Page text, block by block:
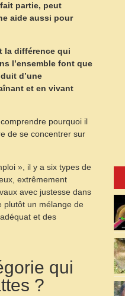
partie, peut
aide aussi pour
la différence qui
l’ensemble font que
d’une
et en vivant
pourquoi il
de se concentrer sur
», il y a six types de
extrêmement
avec justesse dans
plutôt un mélange de
et des
qui
?